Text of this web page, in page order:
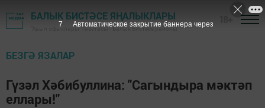
БАЛЫК БИСТӘСЕ ЯҢАЛЫКЛАРЫ
"Авыл офыклары" газетасы - Балык Бистәсе районы
БЕЗГӘ ЯЗАЛАР
Гүзәл Хәбибуллина: "Сагындыра мәктәп
еллары!"
6 Автоматическое закрытие баннера через